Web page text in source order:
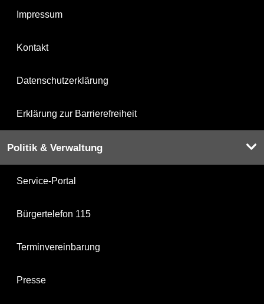
Impressum
Kontakt
Datenschutzerklärung
Erklärung zur Barrierefreiheit
Politik & Verwaltung
Service-Portal
Bürgertelefon 115
Terminvereinbarung
Presse